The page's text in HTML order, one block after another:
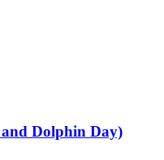
Dolphin Day)